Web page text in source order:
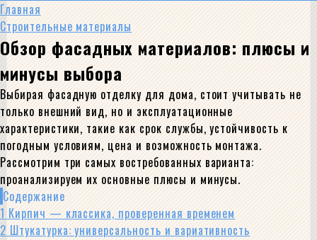
Главная
Строительные материалы
Обзор фасадных материалов: плюсы и
минусы выбора
Выбирая фасадную отделку для дома, стоит учитывать не
только внешний вид, но и эксплуатационные
характеристики, такие как срок службы, устойчивость к
погодным условиям, цена и возможность монтажа.
Рассмотрим три самых востребованных варианта:
проанализируем их основные плюсы и минусы.
Содержание
1 Кирпич — классика, проверенная временем
2 Штукатурка: универсальность и вариативность